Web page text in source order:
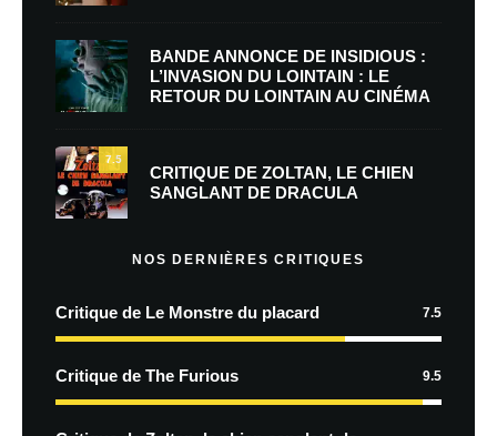
BANDE ANNONCE DE INSIDIOUS :
L’INVASION DU LOINTAIN : LE
RETOUR DU LOINTAIN AU CINÉMA
7.5
CRITIQUE DE ZOLTAN, LE CHIEN
SANGLANT DE DRACULA
NOS DERNIÈRES CRITIQUES
Critique de Le Monstre du placard 7.5
Critique de The Furious 9.5